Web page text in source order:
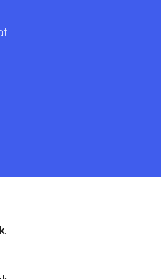
• Minden jog fenntartva!